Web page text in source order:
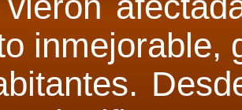
inmejorable,